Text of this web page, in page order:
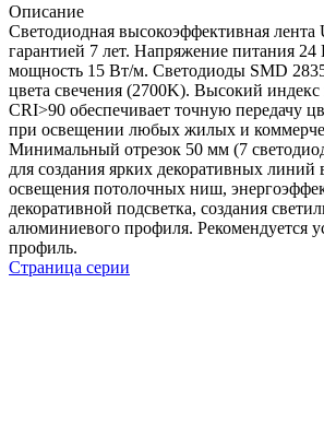
Описание
Светодиодная высокоэффективная лента
гарантией 7 лет. Напряжение питания
мощность 15 Вт/м. Светодиоды SMD
цвета свечения (2700K). Высокий индекс
CRI>90 обеспечивает точную передачу
при освещении любых жилых и
Минимальный отрезок 50 мм (7
для создания ярких декоративных линий
освещения потолочных ниш,
декоративной подсветка, создания
алюминиевого профиля. Рекомендуется
профиль.
Страница серии